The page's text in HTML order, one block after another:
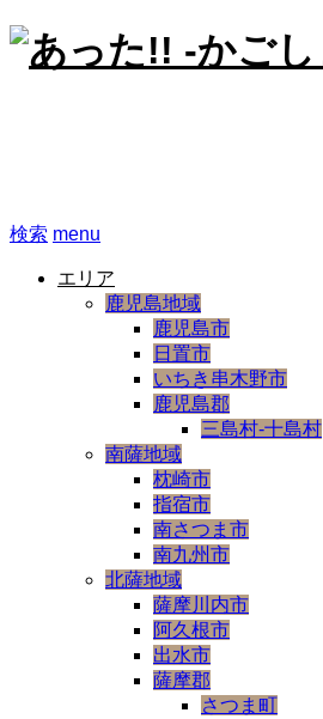
検索 menu
エリア
鹿児島地域
鹿児島市
日置市
いちき串木野市
鹿児島郡
三島村-十島村
南薩地域
枕崎市
指宿市
南さつま市
南九州市
北薩地域
薩摩川内市
阿久根市
出水市
薩摩郡
さつま町